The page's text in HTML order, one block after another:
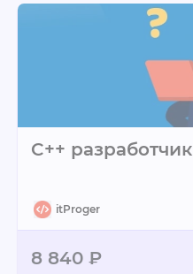
C++ разработчик
itProger
8 840 ₽